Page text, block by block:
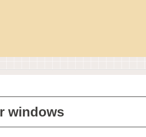
windows